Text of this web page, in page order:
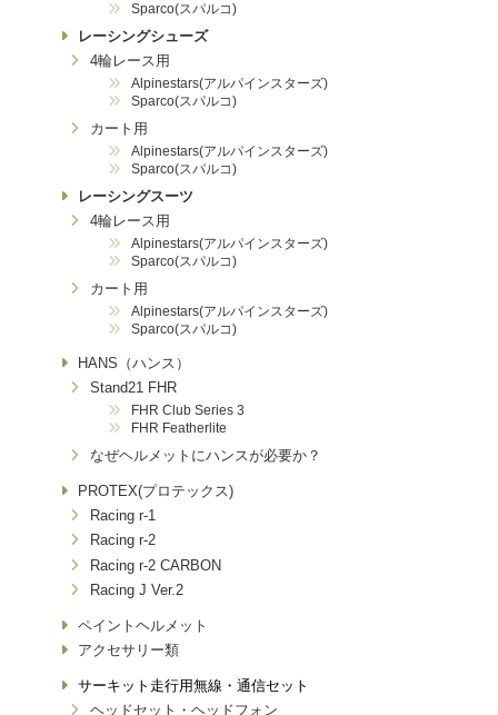
Sparco(スパルコ)
レーシングシューズ
4輪レース用
Alpinestars(アルパインスターズ)
Sparco(スパルコ)
カート用
Alpinestars(アルパインスターズ)
Sparco(スパルコ)
レーシングスーツ
4輪レース用
Alpinestars(アルパインスターズ)
Sparco(スパルコ)
カート用
Alpinestars(アルパインスターズ)
Sparco(スパルコ)
HANS（ハンス）
Stand21 FHR
FHR Club Series 3
FHR Featherlite
なぜヘルメットにハンスが必要か？
PROTEX(プロテックス)
Racing r-1
Racing r-2
Racing r-2 CARBON
Racing J Ver.2
ペイントヘルメット
アクセサリー類
サーキット走行用無線・通信セット
ヘッドセット・ヘッドフォン